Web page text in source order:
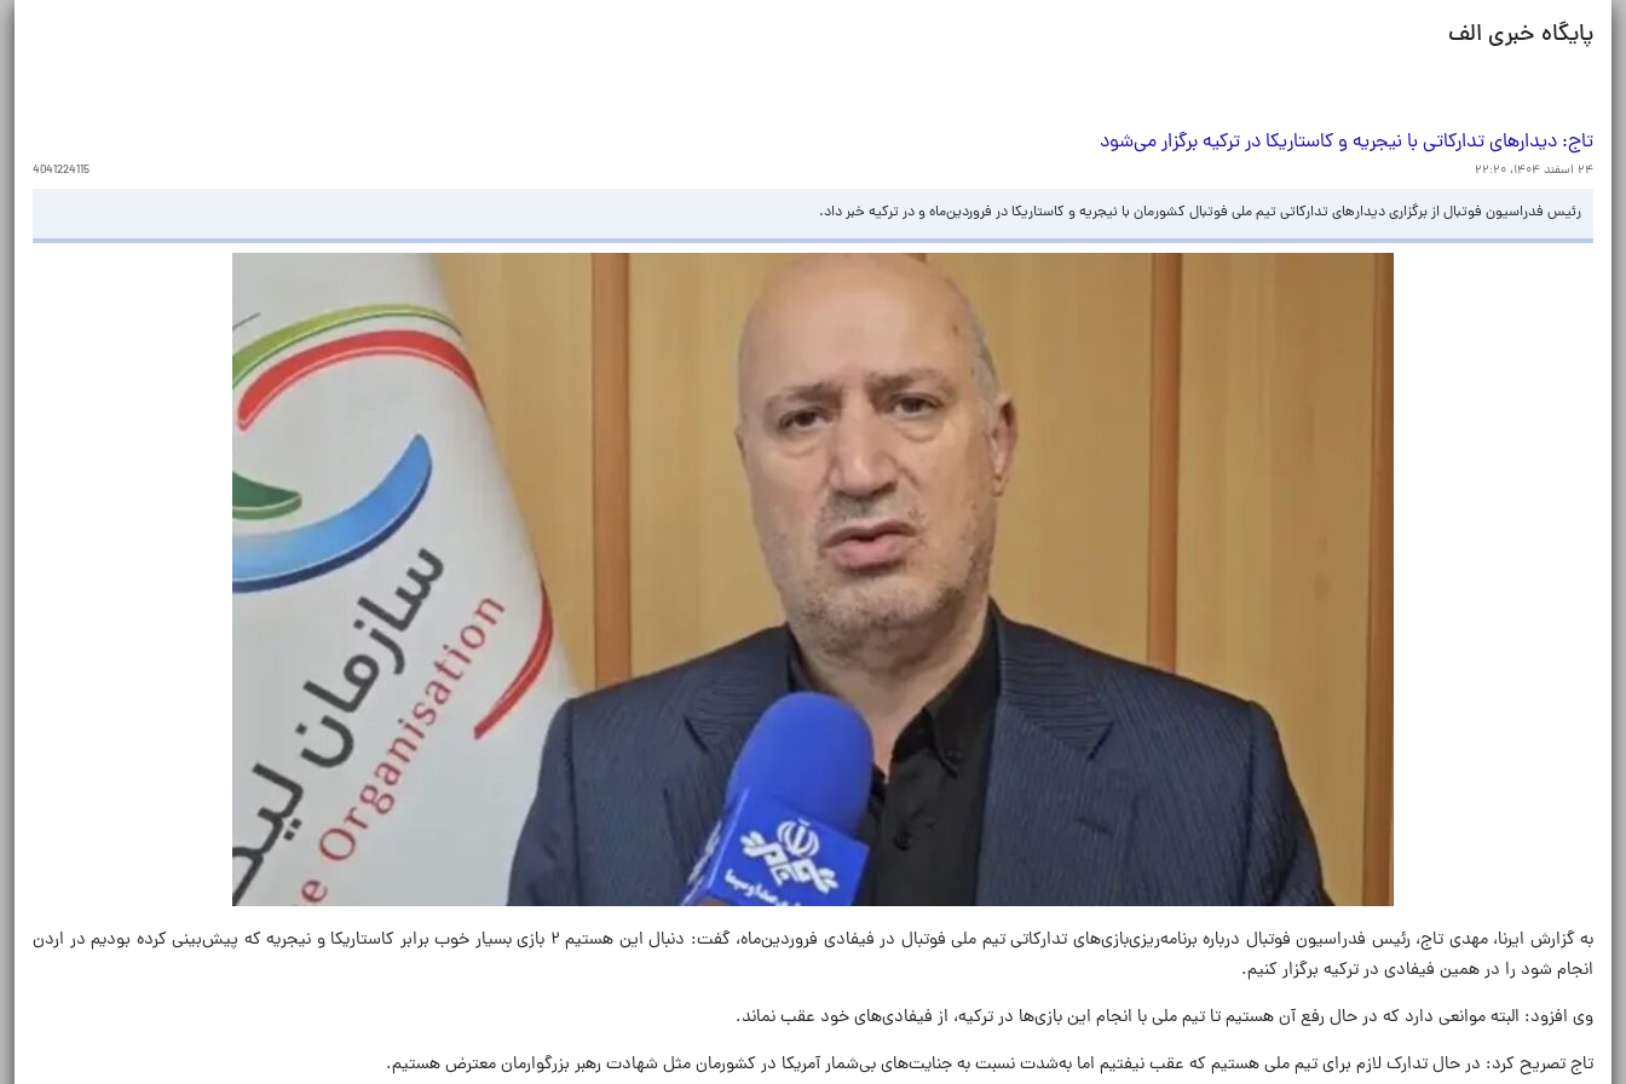
پایگاه خبری الف
تاج: دیدارهای تدارکاتی با نیجریه و کاستاریکا در ترکیه برگزار می‌شود
۲۴ اسفند ۱۴۰۴، ۲۲:۲۰ 4041224115
رئیس فدراسیون فوتبال از برگزاری دیدارهای تدارکاتی تیم ملی فوتبال کشورمان با نیجریه و کاستاریکا در فروردین‌ماه و در ترکیه خبر داد.
به گزارش ایرنا، مهدی تاج، رئیس فدراسیون فوتبال درباره برنامه‌ریزی‌بازی‌های تدارکاتی تیم ملی فوتبال در فیفادی فروردین‌ماه، گفت: دنبال این هستیم ۲ بازی بسیار خوب برابر کاستاریکا و نیجریه که پیش‌بینی کرده بودیم در اردن
انجام شود را در همین فیفادی در ترکیه برگزار کنیم.
وی افزود: البته موانعی دارد که در حال رفع آن هستیم تا تیم ملی با انجام این بازی‌ها در ترکیه، از فیفادی‌های خود عقب نماند.
تاج تصریح کرد: در حال تدارک لازم برای تیم ملی هستیم که عقب نیفتیم اما به‌شدت نسبت به جنایت‌های بی‌شمار آمریکا در کشورمان مثل شهادت رهبر بزرگوارمان معترض هستیم.